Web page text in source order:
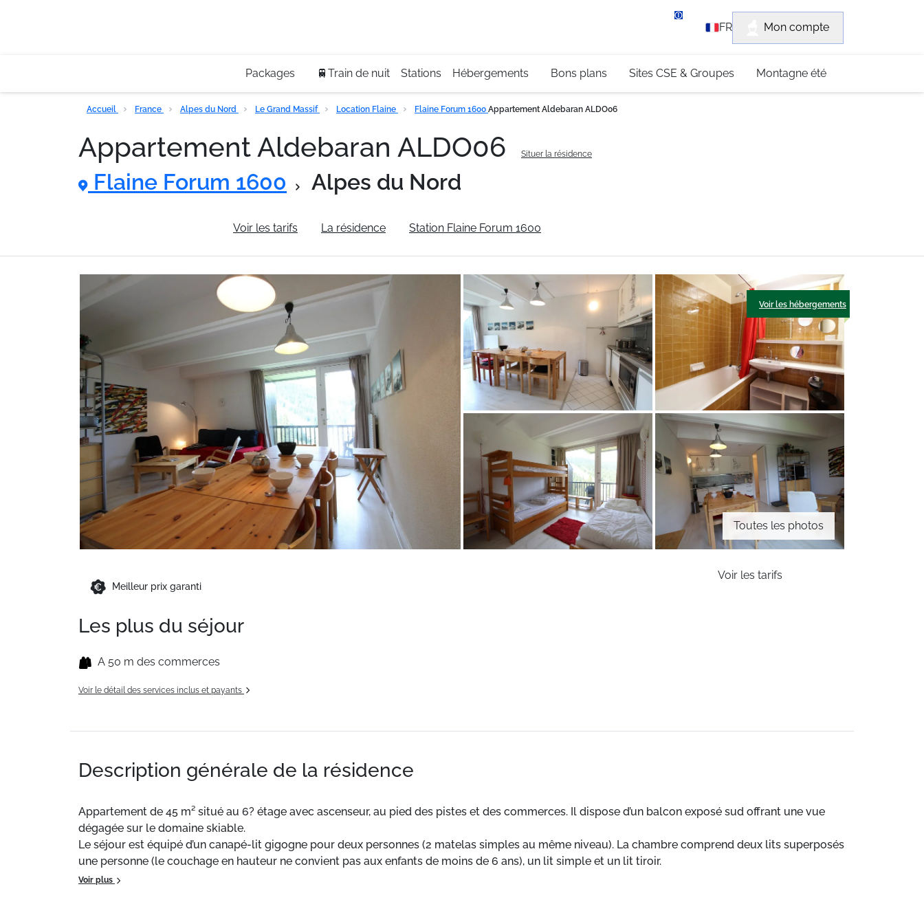
+33 (0)4 79 96 30 69
FR Mon compte
Packages 🚆Train de nuit Stations Hébergements Bons plans Sites CSE & Groupes Montagne été
Accueil France Alpes du Nord Le Grand Massif Location Flaine Flaine Forum 1600 Appartement Aldebaran ALDO06
Appartement Aldebaran ALDO06 Situer la résidence
Flaine Forum 1600 Alpes du Nord
Voir les tarifs La résidence Station Flaine Forum 1600
Toutes les photos
Voir les hébergements
Meilleur prix garanti
Voir les tarifs
Les plus du séjour
A 50 m des commerces
Voir le détail des services inclus et payants
Description générale de la résidence
Appartement de 45 m² situé au 6? étage avec ascenseur, au pied des pistes et des commerces. Il dispose d’un balcon exposé sud offrant une vue
dégagée sur le domaine skiable.
Le séjour est équipé d’un canapé-lit gigogne pour deux personnes (2 matelas simples au même niveau). La chambre comprend deux lits superposés
une personne (le couchage en hauteur ne convient pas aux enfants de moins de 6 ans), un lit simple et un lit tiroir.
La cuisine est aménagée avec un four combiné micro-ondes, quatre plaques électriques, un lave-vaisselle, un réfrigérateur et une cafetière filtre.
Voir plus